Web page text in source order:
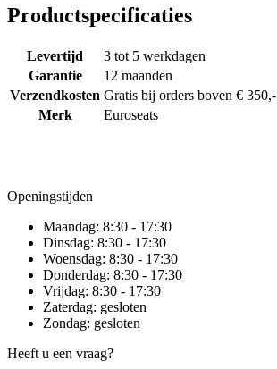
Productspecificaties
Levertijd
3 tot 5 werkdagen
Garantie
12 maanden
Verzendkosten Gratis bij orders boven € 350,-
Merk
Euroseats
Openingstijden
Maandag: 8:30 - 17:30
Dinsdag: 8:30 - 17:30
Woensdag: 8:30 - 17:30
Donderdag: 8:30 - 17:30
Vrijdag: 8:30 - 17:30
Zaterdag: gesloten
Zondag: gesloten
Heeft u een vraag?